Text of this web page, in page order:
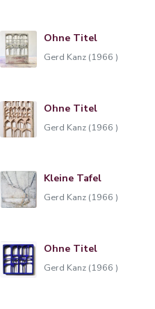
Ohne Titel
Gerd Kanz (1966 )
Ohne Titel
Gerd Kanz (1966 )
Kleine Tafel
Gerd Kanz (1966 )
Ohne Titel
Gerd Kanz (1966 )